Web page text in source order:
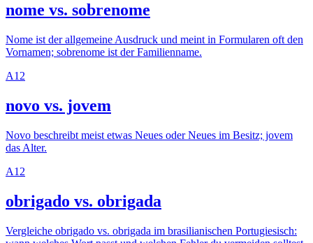
nome vs. sobrenome
Nome ist der allgemeine Ausdruck und meint in Formularen oft den
Vornamen; sobrenome ist der Familienname.
A1 2
novo vs. jovem
Novo beschreibt meist etwas Neues oder Neues im Besitz; jovem
das Alter.
A1 2
obrigado vs. obrigada
Vergleiche obrigado vs. obrigada im brasilianischen Portugiesisch: